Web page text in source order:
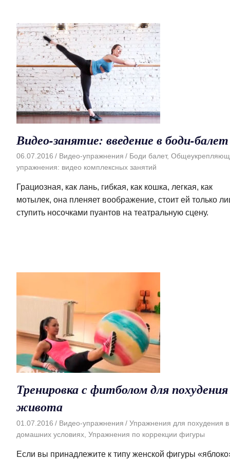
Видео-занятие: введение в боди-балет
06.07.2016 Видео-упражнения Боди балет,
упражнения: видео комплексных занятий
Грациозная, как лань, гибкая, как кошка, легкая, как
мотылек, она пленяет воображение, стоит ей только
ступить носочками пуантов на театральную сцену.
Тренировка с фитболом для похудения
живота
01.07.2016 Видео-упражнения
Упражнения для похудения в
домашних условиях Упражнения по коррекции фигуры
Если вы принадлежите к типу женской фигуры